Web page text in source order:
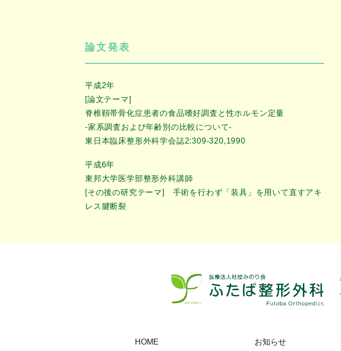
論文発表
平成2年
[論文テーマ]
脊椎靱帯骨化症患者の食品嗜好調査と性ホルモン定量
-家系調査および年齢別の比較について-
東日本臨床整形外科学会誌2:309-320,1990
平成6年
東邦大学医学部整形外科講師
[その後の研究テーマ] 手術を行わず「装具」を用いて直すアキ
レス腱断裂
HOME お知らせ